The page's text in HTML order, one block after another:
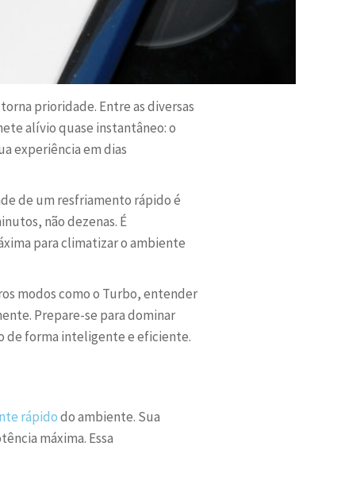
prioridade. Entre as diversas
alívio quase instantâneo: o
experiência em dias
de um resfriamento rápido é
não dezenas. É
para climatizar o ambiente
modos como o Turbo, entender
Prepare-se para dominar
de forma inteligente e eficiente.
rápidodo ambiente. Sua
máxima. Essa